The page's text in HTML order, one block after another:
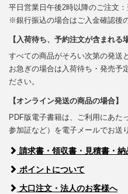
平日営業日午後2時以降のご注文
※銀行振込の場合はご入金確認後
【入荷待ち、予約注文が含まれる
すべての商品がそろい次第の発送
お急ぎの場合は入荷待ち・発売予
ださい。
【オンライン発送の商品の場合】
PDF版電子書籍は、ご利用にあた
参加証など）を電子メールでお送
請求書・領収書・見積書・納
ポイントについて
大口注文・法人のお客様へ